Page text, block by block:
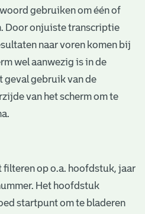
gebruiken om één of
Door onjuiste transcriptie
naar voren komen bij
wel aanwezig is in de
geval gebruik van de
van het scherm om te
filteren op o.a. hoofdstuk, jaar
Het hoofdstuk
startpunt om te bladeren